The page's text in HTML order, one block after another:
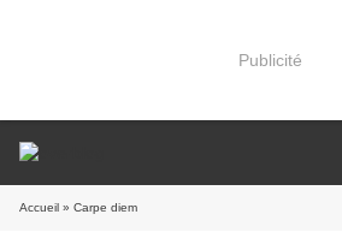
Publicité
Accueil » Carpe diem